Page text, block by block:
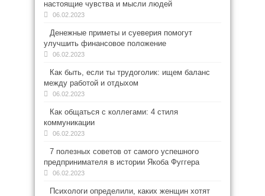
настоящие чувства и мысли людей
06.02.2023
Денежные приметы и суеверия помогут
улучшить финансовое положение
06.02.2023
Как быть, если ты трудоголик: ищем баланс
между работой и отдыхом
06.02.2023
Как общаться с коллегами: 4 стиля
коммуникации
06.02.2023
7 полезных советов от самого успешного
предпринимателя в истории Якоба Фуггера
06.02.2023
Психологи определили, каких женщин хотят